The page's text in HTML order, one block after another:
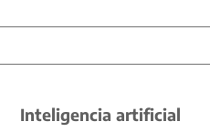
Inteligencia artificial